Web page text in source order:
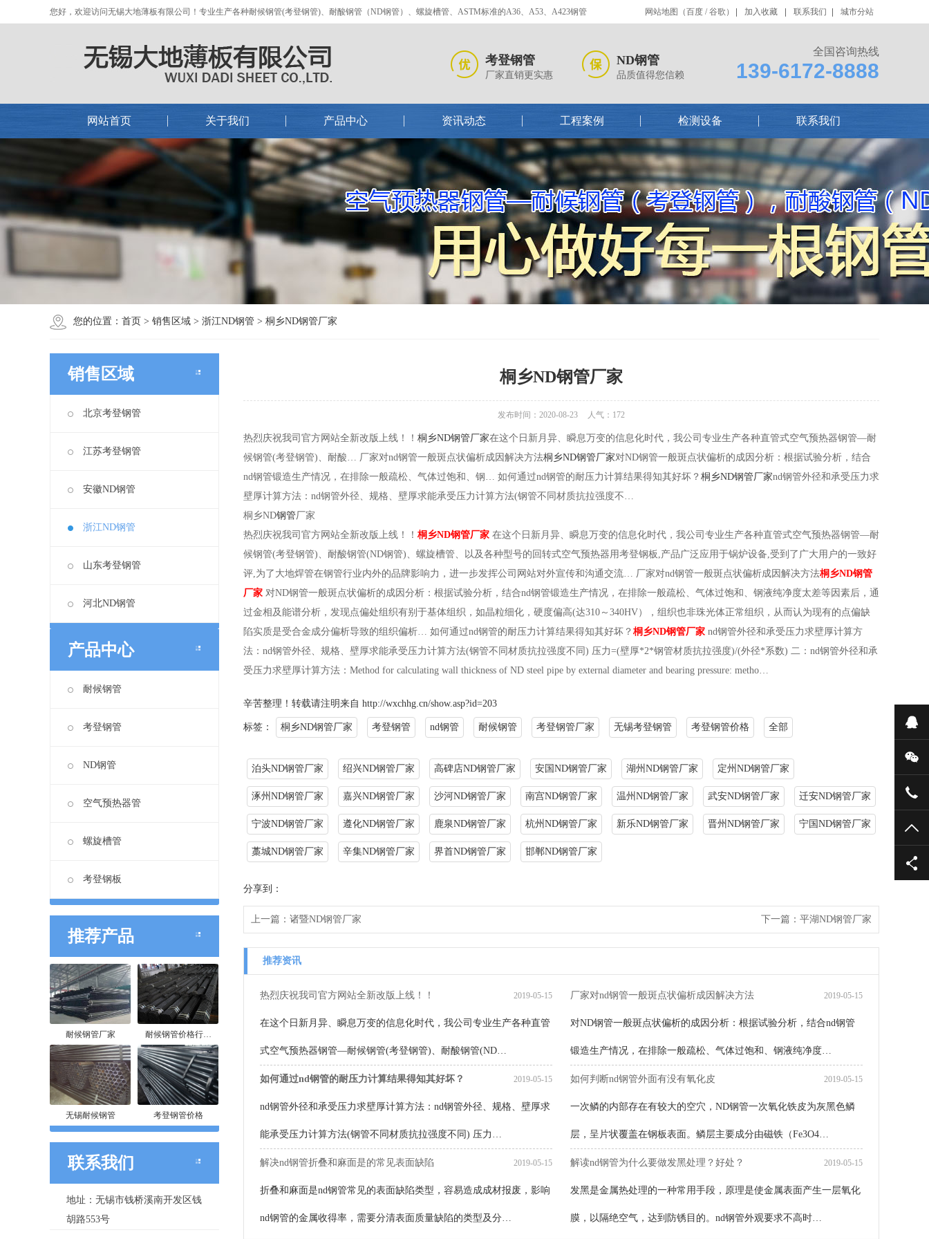
网站地图 （百度 /谷歌 ） 加入收藏 联系我们 城市分站
您好，欢迎访问无锡大地薄板有限公司！专业生产各种耐候钢管(考登钢管)、耐酸钢管（ND钢管）、螺旋槽管、ASTM标准的A36、A53、A423钢管
考登钢管
厂家直销更实惠
ND钢管
品质值得您信赖
全国咨询热线
139-6172-8888
网站首页 关于我们 产品中心 资讯动态 工程案例 检测设备 联系我们
您的位置： 首页 > 销售区域 > 浙江ND钢管 > 桐乡ND钢管厂家
销售区域
北京考登钢管
江苏考登钢管
安徽ND钢管
浙江ND钢管
山东考登钢管
河北ND钢管
产品中心
耐候钢管
考登钢管
ND钢管
空气预热器管
螺旋槽管
考登钢板
推荐产品
耐候钢管厂家 耐候钢管价格行…
无锡耐候钢管 考登钢管价格
联系我们
地址：无锡市钱桥溪南开发区钱
胡路553号
桐乡ND钢管厂家
发布时间：2020-08-23 人气： 172
热烈庆祝我司官方网站全新改版上线！！ 桐乡ND钢管厂家在这个日新月异、瞬息万变的信息化时代，我公司专业生产各种直管式空气预热器钢管—耐
候钢管(考登钢管)、耐酸… 厂家对nd钢管一般斑点状偏析成因解决方法桐乡ND钢管厂家对ND钢管一般斑点状偏析的成因分析：根据试验分析，结合
nd钢管锻造生产情况，在排除一般疏松、气体过饱和、钢… 如何通过nd钢管的耐压力计算结果得知其好坏？ 桐乡ND钢管厂家nd钢管外径和承受压力求
壁厚计算方法：nd钢管外径、规格、壁厚求能承受压力计算方法(钢管不同材质抗拉强度不…
桐乡ND钢管厂家
热烈庆祝我司官方网站全新改版上线！！ 桐乡ND钢管厂家 在这个日新月异、瞬息万变的信息化时代，我公司专业生产各种直管式空气预热器钢管—耐
候钢管(考登钢管)、耐酸钢管(ND钢管)、螺旋槽管、以及各种型号的回转式空气预热器用考登钢板,产品广泛应用于锅炉设备,受到了广大用户的一致好
评,为了大地焊管在钢管行业内外的品牌影响力，进一步发挥公司网站对外宣传和沟通交流… 厂家对nd钢管一般斑点状偏析成因解决方法桐乡ND钢管
厂家 对ND钢管一般斑点状偏析的成因分析：根据试验分析，结合nd钢管锻造生产情况，在排除一般疏松、气体过饱和、钢液纯净度太差等因素后，通
过金相及能谱分析，发现点偏处组织有别于基体组织，如晶粒细化，硬度偏高(达310～340HV），组织也非珠光体正常组织，从而认为现有的点偏缺
陷实质是受合金成分偏析导致的组织偏析… 如何通过nd钢管的耐压力计算结果得知其好坏？ 桐乡ND钢管厂家 nd钢管外径和承受压力求壁厚计算方
法：nd钢管外径、规格、壁厚求能承受压力计算方法(钢管不同材质抗拉强度不同) 压力=(壁厚*2*钢管材质抗拉强度)/(外径*系数) 二：nd钢管外径和承
受压力求壁厚计算方法：Method for calculating wall thickness of ND steel pipe by external diameter and bearing pressure: metho…
辛苦整理！转载请注明来自 http://wxchhg.cn/show.asp?id=203
标签： 桐乡ND钢管厂家 考登钢管 nd钢管 耐候钢管 考登钢管厂家 无锡考登钢管 考登钢管价格 全部
泊头ND钢管厂家 绍兴ND钢管厂家 高碑店ND钢管厂家 安国ND钢管厂家 湖州ND钢管厂家 定州ND钢管厂家
涿州ND钢管厂家 嘉兴ND钢管厂家 沙河ND钢管厂家 南宫ND钢管厂家 温州ND钢管厂家 武安ND钢管厂家 迁安ND钢管厂家
宁波ND钢管厂家 遵化ND钢管厂家 鹿泉ND钢管厂家 杭州ND钢管厂家 新乐ND钢管厂家 晋州ND钢管厂家 宁国ND钢管厂家
藁城ND钢管厂家 辛集ND钢管厂家 界首ND钢管厂家 邯郸ND钢管厂家
分享到：
上一篇： 诸暨ND钢管厂家 下一篇： 平湖ND钢管厂家
推荐资讯
2019-05-15
热烈庆祝我司官方网站全新改版上线！！
在这个日新月异、瞬息万变的信息化时代，我公司专业生产各种直管
式空气预热器钢管—耐候钢管(考登钢管)、耐酸钢管(ND…
2019-05-15
厂家对nd钢管一般斑点状偏析成因解决方法
对ND钢管一般斑点状偏析的成因分析：根据试验分析，结合nd钢管
锻造生产情况，在排除一般疏松、气体过饱和、钢液纯净度…
2019-05-15
如何通过nd钢管的耐压力计算结果得知其好坏？
nd钢管外径和承受压力求壁厚计算方法：nd钢管外径、规格、壁厚求
能承受压力计算方法(钢管不同材质抗拉强度不同) 压力…
2019-05-15
如何判断nd钢管外面有没有氧化皮
一次鳞的内部存在有较大的空穴，ND钢管一次氧化铁皮为灰黑色鳞
层，呈片状覆盖在钢板表面。鳞层主要成分由磁铁（Fe3O4…
2019-05-15
解决nd钢管折叠和麻面是的常见表面缺陷
折叠和麻面是nd钢管常见的表面缺陷类型，容易造成成材报废，影响
nd钢管的金属收得率，需要分清表面质量缺陷的类型及分…
2019-05-15
解读nd钢管为什么要做发黑处理？好处？
发黑是金属热处理的一种常用手段，原理是使金属表面产生一层氧化
膜，以隔绝空气，达到防锈目的。nd钢管外观要求不高时…
在
微